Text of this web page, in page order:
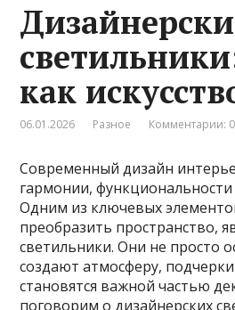
как
06.01.2026 Разное Комментарии: 0
Современный дизайн
гармонии, функциональности
Одним из ключевых
преобразить пространство,
светильники. Они не просто
создают атмосферу,
становятся важной частью
поговорим о дизайнерских